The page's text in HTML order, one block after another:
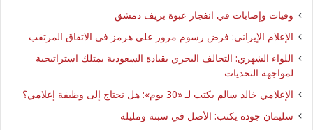
وفيات وإصابات في انفجار عبوة بريف دمشق
الإعلام الإيراني: فرض رسوم مرور على هرمز في الاتفاق المرتقب
اللواء الشهري: التحالف البحري بقيادة السعودية يمتلك استراتيجية
لمواجهة التحديات
الإعلامي خالد سالم يكتب لـ «30 يوم»: هل نحتاج إلى وظيفة إعلامي؟
سليمان جودة يكتب: الأصل في سبتة ومليلة